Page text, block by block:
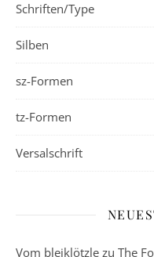
Schriften/Type
Silben
sz-Formen
tz-Formen
Versalschrift
Vom bleiklötzle zu The